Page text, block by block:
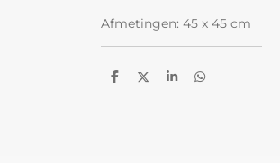
Afmetingen: 45 x 45 cm
D
D
S
D